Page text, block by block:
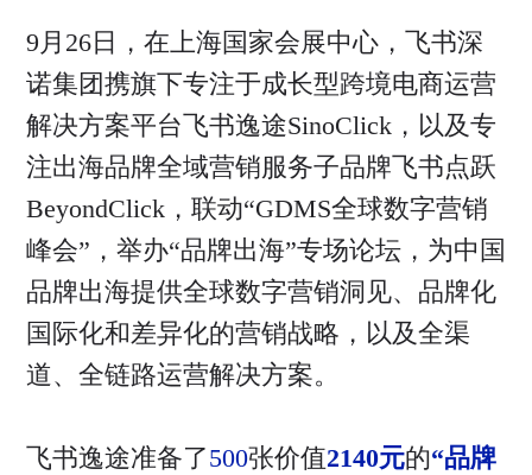
9月26日，在上海国家会展中心，飞书深
诺集团携旗下专注于成长型跨境电商运营
解决方案平台飞书逸途SinoClick，以及专
注出海品牌全域营销服务子品牌飞书点跃
BeyondClick，联动“GDMS全球数字营销
峰会”，举办“品牌出海”专场论坛，为中国
品牌出海提供全球数字营销洞见、品牌化
国际化和差异化的营销战略，以及全渠
道、全链路运营解决方案。
飞书逸途准备了500张价值2140元的“品牌